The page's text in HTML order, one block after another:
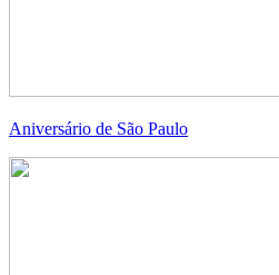
Aniversário de São Paulo